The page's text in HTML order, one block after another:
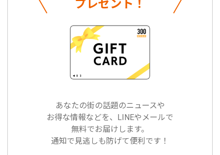
プレゼント！
あなたの街の話題のニュースや
お得な情報などを、LINEやメールで
無料でお届けします。
通知で見逃しも防げて便利です！